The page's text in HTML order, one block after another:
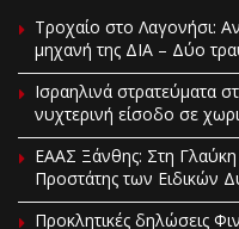
Τροχαίο στο Λαγονήσι:
μηχανή της ΔΙΑ – Δύο
Ισραηλινά στρατεύματα
νυχτερινή είσοδο σε
EAAΣ Ξάνθης: Στη Γλαύκη
Προστάτης των Ειδικών
Προκλητικές δηλώσεις